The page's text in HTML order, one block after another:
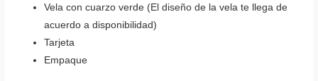
Vela con cuarzo verde (El diseño de la vela te llega de
acuerdo a disponibilidad)
Tarjeta
Empaque